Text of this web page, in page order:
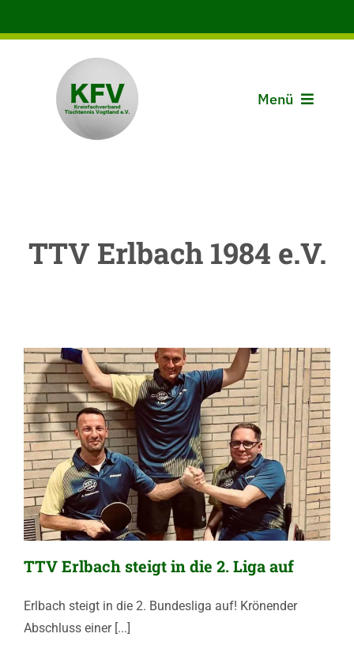
Inhalt
Menü
Spielbetrieb
TTV Erlbach 1984 e.V.
TTV Erlbach steigt in die 2. Liga auf
Erlbach steigt in die 2. Bundesliga auf! Krönender
Abschluss einer [...]